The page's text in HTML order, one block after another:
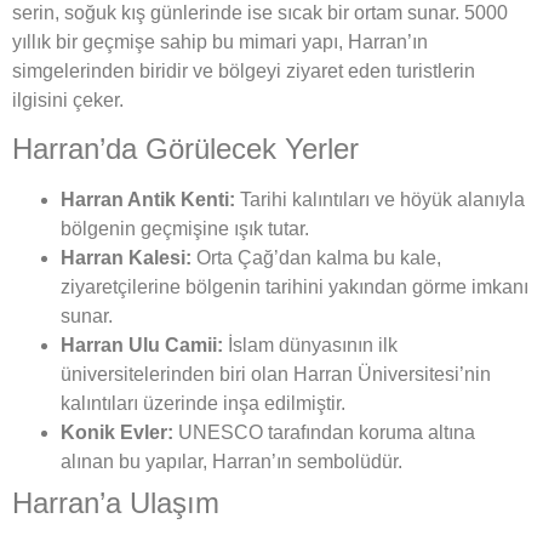
serin, soğuk kış günlerinde ise sıcak bir ortam sunar. 5000
yıllık bir geçmişe sahip bu mimari yapı, Harran’ın
simgelerinden biridir ve bölgeyi ziyaret eden turistlerin
ilgisini çeker.
Harran’da Görülecek Yerler
Harran Antik Kenti: Tarihi kalıntıları ve höyük alanıyla
bölgenin geçmişine ışık tutar.
Harran Kalesi: Orta Çağ’dan kalma bu kale,
ziyaretçilerine bölgenin tarihini yakından görme imkanı
sunar.
Harran Ulu Camii: İslam dünyasının ilk
üniversitelerinden biri olan Harran Üniversitesi’nin
kalıntıları üzerinde inşa edilmiştir.
Konik Evler: UNESCO tarafından koruma altına
alınan bu yapılar, Harran’ın sembolüdür.
Harran’a Ulaşım